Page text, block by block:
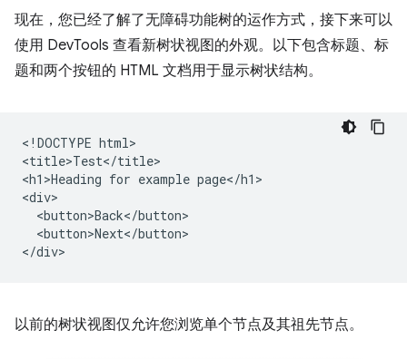
现在，您已经了解了无障碍功能树的运作方式，接下来可以
使用 DevTools 查看新树状视图的外观。以下包含标题、标
题和两个按钮的 HTML 文档用于显示树状结构。
<!DOCTYPE html>
<title>Test</title>
<h1>Heading for example page</h1>
<div>
  <button>Back</button>
  <button>Next</button>
以前的树状视图仅允许您浏览单个节点及其祖先节点。